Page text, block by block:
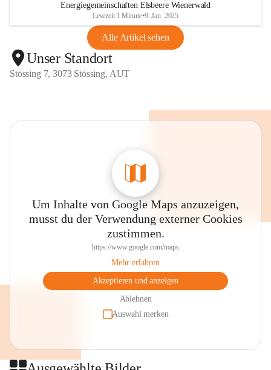
Energiegemeinschaften Elsbeere Wienerwald
Lesezeit 1 Minute•9. Jan. 2025
Alle Artikel sehen
Unser Standort
Stössing 7, 3073 Stössing, AUT
Um Inhalte von Google Maps anzuzeigen,
musst du der Verwendung externer Cookies
zustimmen.
https://www.google.com/maps
Mehr erfahren
Akzeptieren und anzeigen
Ablehnen
Auswahl merken